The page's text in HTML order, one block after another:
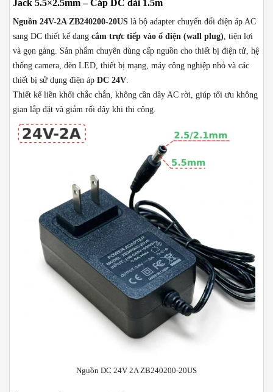
số
lượng
Jack 5.5×2.5mm – Cáp DC dài 1.5m
Nguồn 24V-2A ZB240200-20US là bộ adapter chuyển đổi điện áp AC
sang DC thiết kế dạng cắm trực tiếp vào ổ điện (wall plug) , tiện lợi
và gọn gàng. Sản phẩm chuyên dùng cấp nguồn cho thiết bị điện tử, hệ
thống camera, đèn LED, thiết bị mạng, máy công nghiệp nhỏ và các
thiết bị sử dụng điện áp DC 24V
Thiết kế liền khối chắc chắn, không cần dây AC rời, giúp tối ưu không
gian lắp đặt và giảm rối dây khi thi công.
Nguồn DC 24V 2A ZB240200-20US